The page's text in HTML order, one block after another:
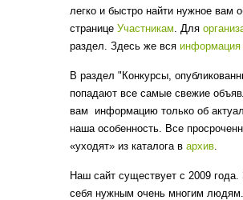
легко и быстро найти нужное вам
странице Участникам. Для
раздел. Здесь же вся информация
В раздел "Конкурсы,
попадают все самые свежие
вам информацию только об
наша особенность. Все
«уходят» из каталога в архив.
Наш сайт существует с 2009 года.
себя нужным очень многим